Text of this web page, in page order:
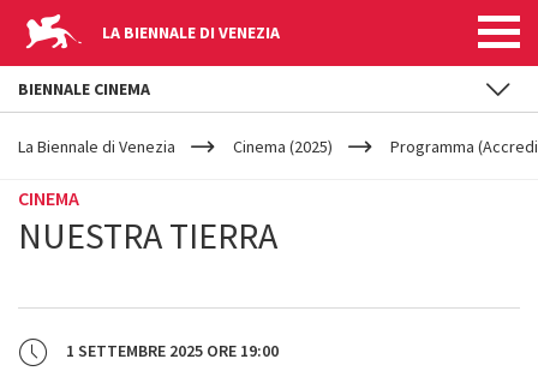
LA BIENNALE DI VENEZIA
YOUR
ARE
La Biennale di Venezia Cinema (2025) Programma
CINEMA
NUESTRA TIERRA
1 SETTEMBRE 2025 ORE 19:00
BIENNALE CINEMA